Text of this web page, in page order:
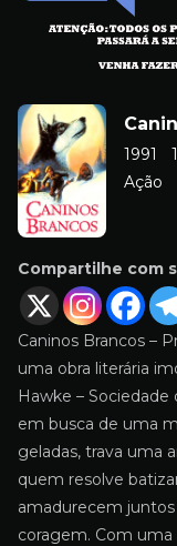
1991
Ação
Compartilhe com
Caninos Brancos –
uma obra literária
Hawke – Sociedade
em busca de uma
geladas, trava uma
quem resolve
amadurecem
coragem. Com uma